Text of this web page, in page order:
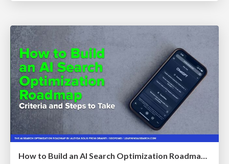
How to Build an AI Search Optimization Roadmap - Criteria and Steps to Take #SEOIRL